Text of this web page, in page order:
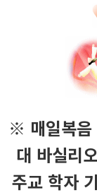
※ 매일복
대 바실리
주교 학자